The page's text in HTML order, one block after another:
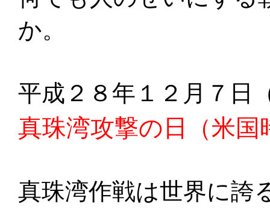
か。
平成２８年１２月７日
真珠湾攻撃の日（米国
真珠湾作戦は世界に誇